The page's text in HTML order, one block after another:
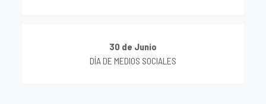
30 de Junio
DÍA DE MEDIOS SOCIALES